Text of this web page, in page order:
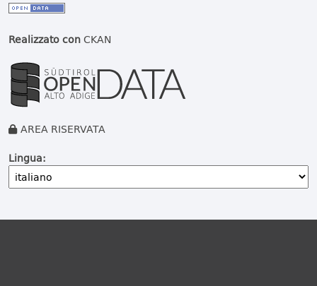
Realizzato conCKAN
AREA RISERVATA
Lingua